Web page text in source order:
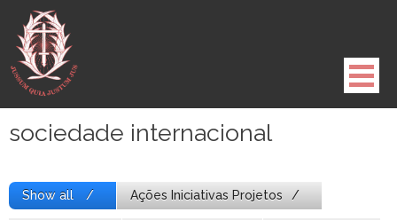
para
conteúdo
sociedade internacional
Show all Ações Iniciativas Projetos